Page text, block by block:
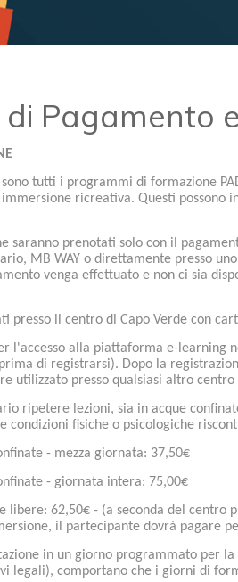
di Pagamento
sono tutti i programmi di formazione
ricreativa. Questi possono
saranno prenotati solo con il
MB WAY o direttamente presso
venga effettuato e non ci sia
presso il centro di Capo Verde con
l'accesso alla piattaforma e-learning
prima di registrarsi). Dopo la
utilizzato presso qualsiasi altro
ripetere lezioni, sia in acque
condizioni fisiche o psicologiche
- mezza giornata: 37,50€
- giornata intera: 75,00€
libere: 62,50€ - (a seconda del centro
il partecipante dovrà pagare
in un giorno programmato per
legali), comportano che i giorni di